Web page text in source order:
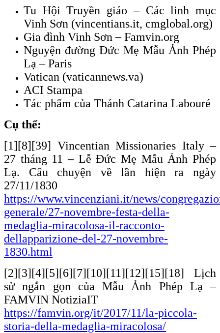
Tu Hội Truyền giáo – Các linh mục
Vinh Sơn (vincentians.it, cmglobal.org)
Gia đình Vinh Sơn – Famvin.org
Nguyện đường Đức Mẹ Mẫu Ảnh Phép
Lạ – Paris
Vatican (vaticannews.va)
ACI Stampa
Tác phẩm của Thánh Catarina Labouré
Cụ thể:
[1][8][39] Vincentian Missionaries Italy –
27 tháng 11 – Lễ Đức Mẹ Mẫu Ảnh Phép
Lạ. Câu chuyện về lần hiện ra ngày
27/11/1830
https://www.vincenziani.it/news/
generale/27-novembre-festa-della-
medaglia-miracolosa-il-racconto-
dellapparizione-del-27-novembre-
1830.html
[2][3][4][5][6][7][10][11][12][15][18] Lịch
sử ngắn gọn của Mẫu Ảnh Phép Lạ –
FAMVIN NotiziaIT
https://famvin.org/it/2017/11/la-piccola-
storia-della-medaglia-miracolosa/